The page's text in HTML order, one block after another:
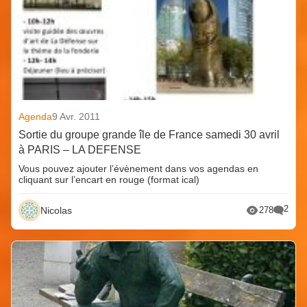
Agenda9 Avr. 2011
Sortie du groupe grande île de France samedi 30 avril
à PARIS – LA DEFENSE
Vous pouvez ajouter l’évènement dans vos agendas en
cliquant sur l’encart en rouge (format ical)
Nicolas 278 2